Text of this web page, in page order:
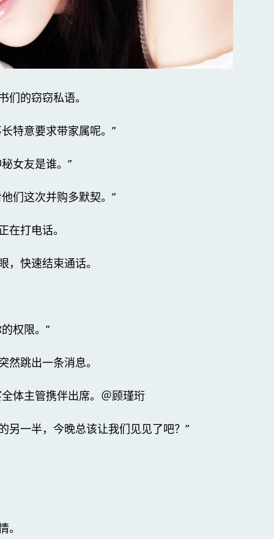
们的窃窃私语。
特意要求带家属呢。”
女友是谁。”
们这次并购多默契。”
在打电话。
，快速结束通话。
权限。”
然跳出一条消息。
体主管携伴出席。＠顾瑾珩
另一半，今晚总该让我们见见了吧？”
。